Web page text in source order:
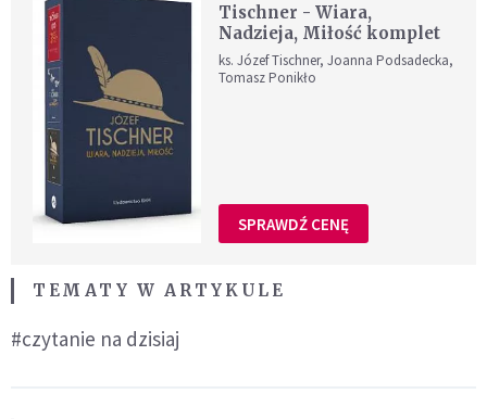
Tischner - Wiara,
Nadzieja, Miłość komplet
ks. Józef Tischner, Joanna Podsadecka,
Tomasz Ponikło
SPRAWDŹ CENĘ
TEMATY W ARTYKULE
#czytanie na dzisiaj